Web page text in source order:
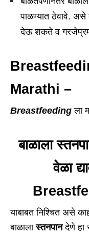
पाळण्यात ठेवावे.
देऊ शकते व
Marathi –
Breastfeeding ला
बाळाला
वेळा
याबाबत निश्चित असे
बाळालास्तनपानदेणे हा